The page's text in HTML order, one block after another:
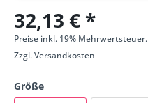
32,13 € *
Preise inkl. 19% Mehrwertsteuer.
Zzgl.Versandkosten
Größe